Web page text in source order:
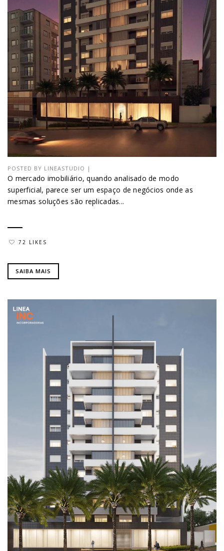
POSTED BY LINEASTUDIO |
O mercado imobiliário, quando analisado de modo
superficial, parece ser um espaço de negócios onde as
mesmas soluções são replicadas...
72 LIKES
SAIBA MAIS